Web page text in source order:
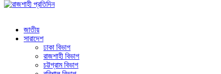
জাতীয়
সারাদেশ
ঢাকা বিভাগ
রাজশাহী বিভাগ
চট্টগ্রাম বিভাগ